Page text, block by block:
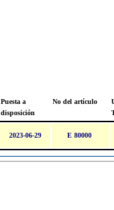
Puesta a
disposición
No del artículo
2023-06-29 E 80000